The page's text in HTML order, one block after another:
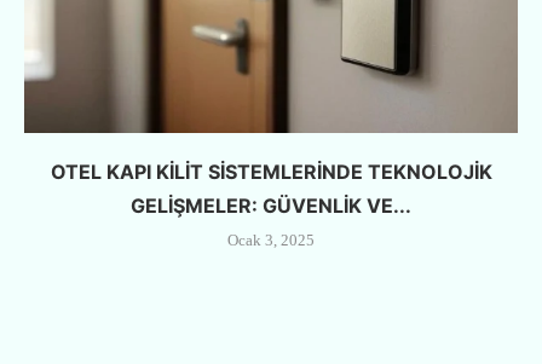
OTEL KAPI KILIT SISTEMLERINDE TEKNOLOJIK
GELIŞMELER: GÜVENLIK VE...
Ocak 3, 2025